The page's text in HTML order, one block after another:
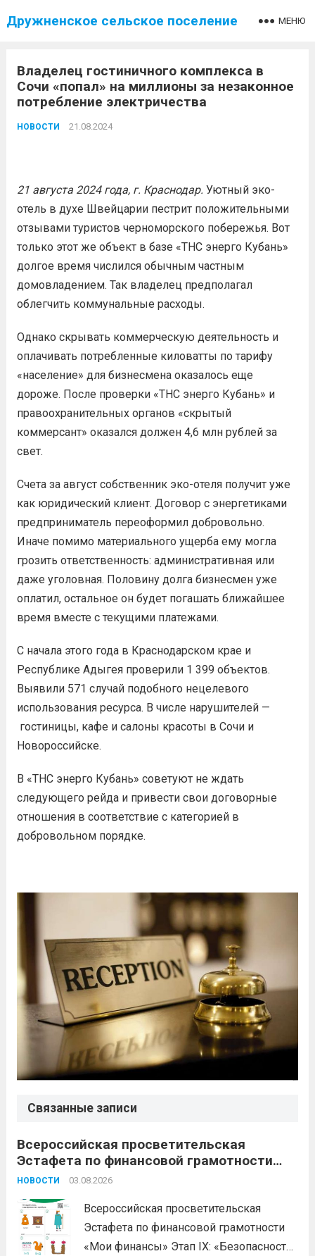
Дружненское сельское поселение МЕНЮ
Владелец гостиничного комплекса в
Сочи «попал» на миллионы за незаконное
потребление электричества
НОВОСТИ 21.08.2024
21 августа 2024 года, г. Краснодар. Уютный эко-
отель в духе Швейцарии пестрит положительными
отзывами туристов черноморского побережья. Вот
только этот же объект в базе «ТНС энерго Кубань»
долгое время числился обычным частным
домовладением. Так владелец предполагал
облегчить коммунальные расходы.
Однако скрывать коммерческую деятельность и
оплачивать потребленные киловатты по тарифу
«население» для бизнесмена оказалось еще
дороже. После проверки «ТНС энерго Кубань» и
правоохранительных органов «скрытый
коммерсант» оказался должен 4,6 млн рублей за
свет.
Счета за август собственник эко-отеля получит уже
как юридический клиент. Договор с энергетиками
предприниматель переоформил добровольно.
Иначе помимо материального ущерба ему могла
грозить ответственность: административная или
даже уголовная. Половину долга бизнесмен уже
оплатил, остальное он будет погашать ближайшее
время вместе с текущими платежами.
С начала этого года в Краснодарском крае и
Республике Адыгея проверили 1 399 объектов.
Выявили 571 случай подобного нецелевого
использования ресурса. В числе нарушителей —
гостиницы, кафе и салоны красоты в Сочи и
Новороссийске.
В «ТНС энерго Кубань» советуют не ждать
следующего рейда и привести свои договорные
отношения в соответствие с категорией в
добровольном порядке.
Связанные записи
Всероссийская просветительская
Эстафета по финансовой грамотности
«Мои финансы»
НОВОСТИ 03.08.2026
Всероссийская просветительская
Эстафета по финансовой грамотности
«Мои финансы» Этап IX: «Безопасность